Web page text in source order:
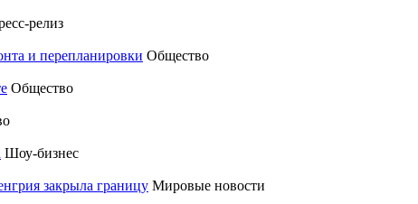
релиз
и перепланировки Общество
Общество
Шоу-бизнес
закрыла границу Мировые новости